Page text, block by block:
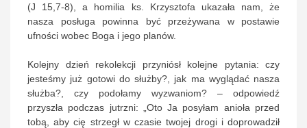
(J 15,7-8), a homilia ks. Krzysztofa ukazała nam, że
nasza posługa powinna być przeżywana w postawie
ufności wobec Boga i jego planów.
Kolejny dzień rekolekcji przyniósł kolejne pytania: czy
jesteśmy już gotowi do służby?, jak ma wyglądać nasza
służba?, czy podołamy wyzwaniom? – odpowiedź
przyszła podczas jutrzni: „Oto Ja posyłam anioła przed
tobą, aby cię strzegł w czasie twojej drogi i doprowadził